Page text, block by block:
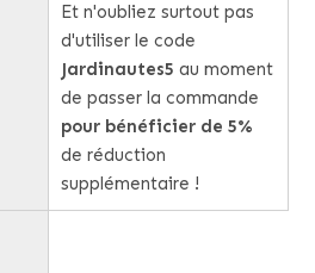
Et n'oubliez surtout pas
d'utiliser le code
Jardinautes5 au moment
de passer la commande
pour bénéficier de 5%
de réduction
supplémentaire !